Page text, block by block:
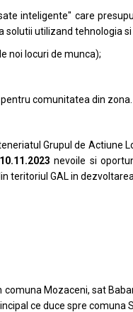
inteligente" care
utilizand tehnologia si
noi locuri de munca);
comunitatea din zona.
Grupul de Actiune
10.11.2023 nevoile si
teritoriul GAL in
Mozaceni, sat
ce duce spre comuna